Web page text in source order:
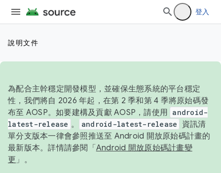
登入
說明文件
為配合主幹穩定開發模型，並確保生態系統的平台穩定
性，我們將自 2026 年起，在第 2 季和第 4 季將原始碼發
布至 AOSP。如要建構及貢獻 AOSP，請使用 android-
latest-release 。 android-latest-release
資訊清
單分支版本一律會參照推送至 Android 開放原始碼計畫的
最新版本。詳情請參閱「 Android 開放原始碼計畫變
更 」。